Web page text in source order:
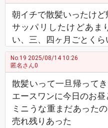
朝イチで散髪いったけ
サッパリしたけどあま
い、三、四ヶ月ごとく
No.19 2025/08/14 10:26
匿名さん0
散髪いって一旦帰って
エースワンに今日のお
ミニうな重まだあった
売れ残りあった